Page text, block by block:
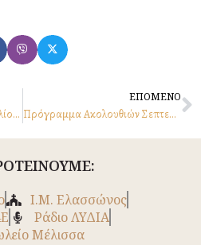
Πρόγραμμα Ακολουθιών Ιουλίου 2025
ΕΠΟΜΕΝΟ
Πρόγραμμα Ακολουθιών Σεπτεμβρίου 2025
Ι.Μ. Ελασσώνος
Ράδιο ΛΥΔΙΑ
Μέλισσα